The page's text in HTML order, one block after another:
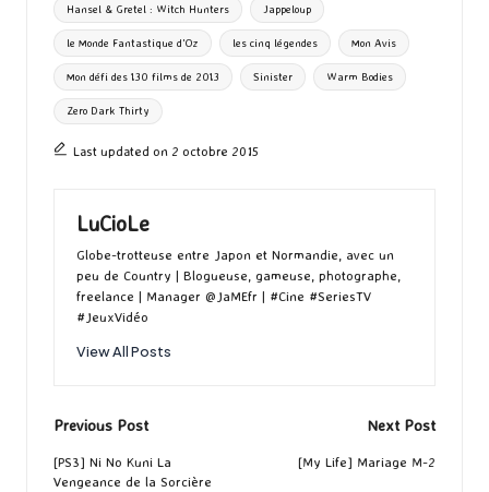
Hansel & Gretel : Witch Hunters Jappeloup
le Monde Fantastique d'Oz les cinq légendes Mon Avis
Mon défi des 130 films de 2013 Sinister Warm Bodies
Zero Dark Thirty
Last updated on 2 octobre 2015
LuCioLe
Globe-trotteuse entre Japon et Normandie, avec un
peu de Country | Blogueuse, gameuse, photographe,
freelance | Manager @JaMEfr | #Cine #SeriesTV
#JeuxVidéo
View All Posts
Post
navigation
Previous Post
[PS3] Ni No Kuni La
Vengeance de la Sorcière
Next Post
[My Life] Mariage M-2